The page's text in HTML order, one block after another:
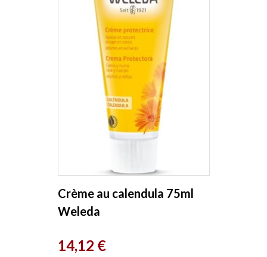
Crème au calendula 75ml
Weleda
Prix
14,12 €